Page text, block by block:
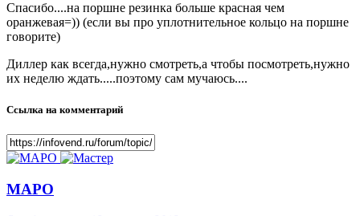
Спасибо....на поршне резинка больше красная чем
оранжевая=)) (если вы про уплотнительное кольцо на поршне
говорите)
Диллер как всегда,нужно смотреть,а чтобы посмотреть,нужно
их неделю ждать.....поэтому сам мучаюсь....
Ссылка на комментарий
МАРО